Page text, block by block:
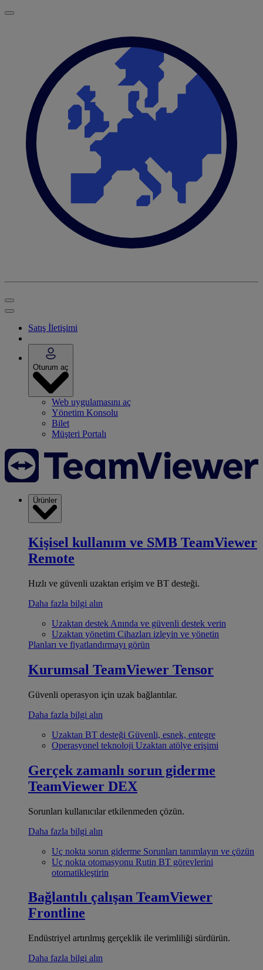
Satış İletişimi
Oturum aç
Web uygulamasını aç
Yönetim Konsolu
Bilet
Müşteri Portalı
Ürünler
Kişisel kullanım ve SMB TeamViewer
Remote
Hızlı ve güvenli uzaktan erişim ve BT desteği.
Daha fazla bilgi alın
Uzaktan destek Anında ve güvenli destek verin
Uzaktan yönetim Cihazları izleyin ve yönetin
Planları ve fiyatlandırmayı görün
Kurumsal TeamViewer Tensor
Güvenli operasyon için uzak bağlantılar.
Daha fazla bilgi alın
Uzaktan BT desteği Güvenli, esnek, entegre
Operasyonel teknoloji Uzaktan atölye erişimi
Gerçek zamanlı sorun giderme
TeamViewer DEX
Sorunları kullanıcılar etkilenmeden çözün.
Daha fazla bilgi alın
Uç nokta sorun giderme Sorunları tanımlayın ve çözün
Uç nokta otomasyonu Rutin BT görevlerini
otomatikleştirin
Bağlantılı çalışan TeamViewer
Frontline
Endüstriyel artırılmış gerçeklik ile verimliliği sürdürün.
Daha fazla bilgi alın